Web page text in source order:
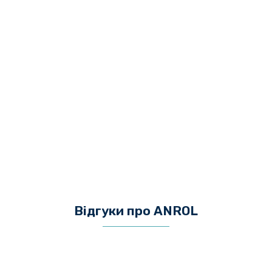
Відгуки про ANROL